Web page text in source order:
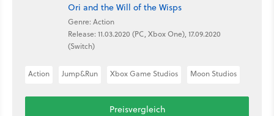
Ori and the Will of the Wisps
Genre: Action
Release: 11.03.2020 (PC, Xbox One), 17.09.2020
(Switch)
Action Jump&Run Xbox Game Studios Moon Studios
Preisvergleich